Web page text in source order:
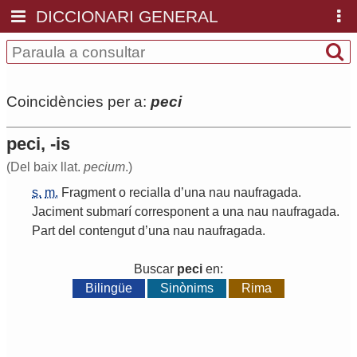
DICCIONARI GENERAL
Coincidències per a: peci
peci, -is
(Del baix llat. pecium.)
s. m. Fragment o recialla d’una nau naufragada.
Jaciment submarí corresponent a una nau naufragada.
Part del contengut d’una nau naufragada.
Buscar peci en:
Bilingüe
Sinònims Rima